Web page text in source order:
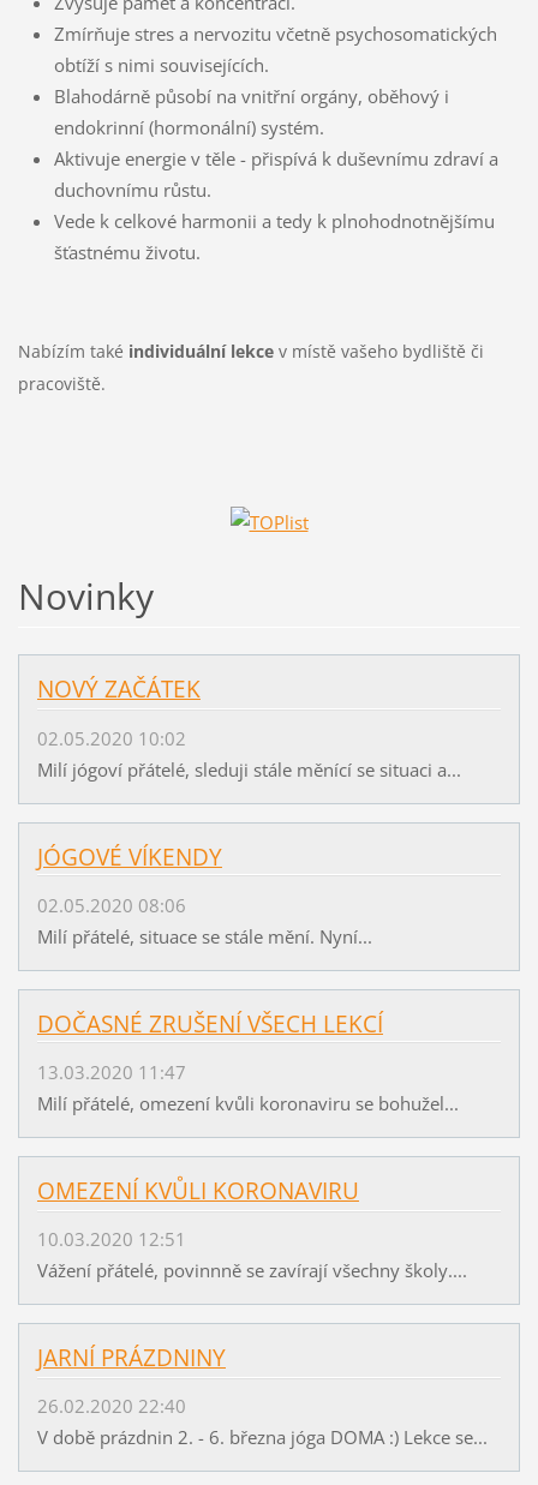
Zmírňuje stres a nervozitu včetně psychosomatických
obtíží s nimi souvisejících.
Blahodárně působí na vnitřní orgány, oběhový i
endokrinní (hormonální) systém.
Aktivuje energie v těle - přispívá k duševnímu zdraví a
duchovnímu růstu.
Vede k celkové harmonii a tedy k plnohodnotnějšímu
šťastnému životu.
Nabízím také individuální lekce v místě vašeho bydliště či
pracoviště.
Novinky
NOVÝ ZAČÁTEK
02.05.2020 10:02
Milí jógoví přátelé, sleduji stále měnící se situaci a...
JÓGOVÉ VÍKENDY
02.05.2020 08:06
Milí přátelé, situace se stále mění. Nyní...
DOČASNÉ ZRUŠENÍ VŠECH LEKCÍ
13.03.2020 11:47
Milí přátelé, omezení kvůli koronaviru se bohužel...
OMEZENÍ KVŮLI KORONAVIRU
10.03.2020 12:51
Vážení přátelé, povinnně se zavírají všechny školy....
JARNÍ PRÁZDNINY
26.02.2020 22:40
V době prázdnin 2. - 6. března jóga DOMA :) Lekce se...